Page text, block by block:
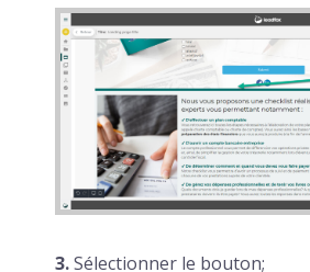
3.Sélectionner le bouton;